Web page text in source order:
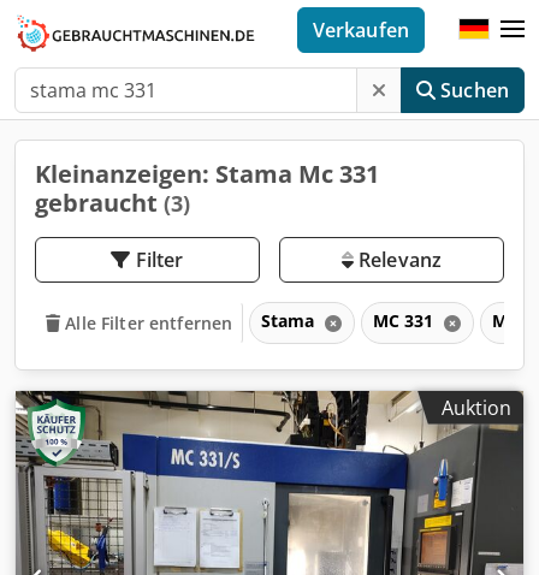
Suchen
Verkaufen
Kleinanzeigen: Stama Mc 331
gebraucht (3)
Filter Relevanz
Alle Filter entfernen Stama MC 331 MC
Auktion